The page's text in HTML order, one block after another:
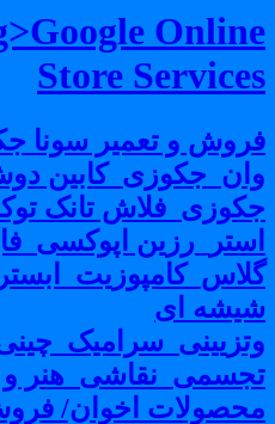
Store
و تعمیر سونا
تانک
ای
و
اخوان/